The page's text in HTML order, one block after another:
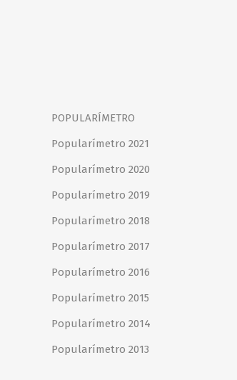
POPULARÍMETRO
Popularímetro 2021
Popularímetro 2020
Popularímetro 2019
Popularímetro 2018
Popularímetro 2017
Popularímetro 2016
Popularímetro 2015
Popularímetro 2014
Popularímetro 2013